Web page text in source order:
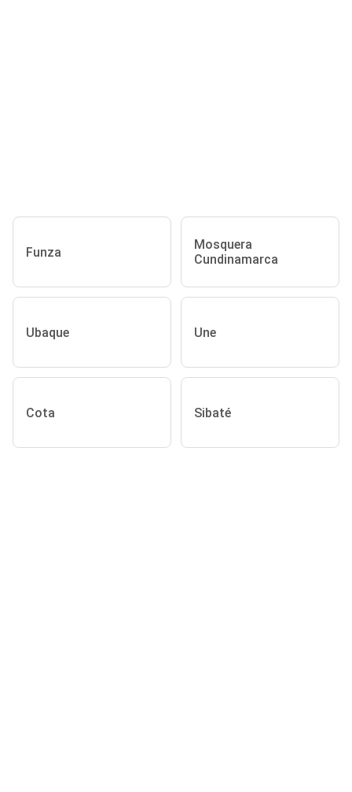
Funza
Mosquera
Cundinamarca
Ubaque Une
Cota Sibaté